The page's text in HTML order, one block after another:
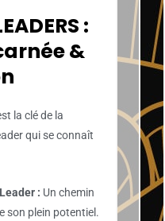
:
&
la clé de la
qui se connaît
: Un chemin
son plein potentiel.